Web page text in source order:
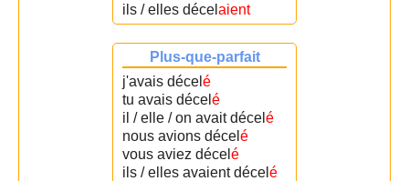
ils / elles décel aient
Plus-que-parfait
j'avais décel é
tu avais décel é
il / elle / on avait décel é
nous avions décel é
vous aviez décel é
ils / elles avaient décel é